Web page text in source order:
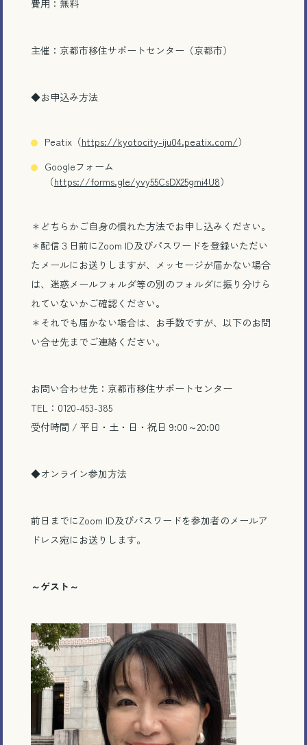
費用：無料
主催：京都市移住サポートセンター（京都市）
◆お申込み方法
Peatix（https://kyotocity-iju04.peatix.com/）
Googleフォーム
（https://forms.gle/yvy55CsDX25gmi4U8）
＊どちらかご自身の慣れた方法でお申し込みください。
＊配信３日前にZoom ID及びパスワードを登録いただい
たメールにお送りしますが、メッセージが届かない場合
は、迷惑メールフォルダ等の別のフォルダに振り分けら
れていないかご確認ください。
＊それでも届かない場合は、お手数ですが、以下のお問
い合せ先までご連絡ください。
お問い合わせ先：京都市移住サポートセンター
TEL：0120-453-385
受付時間 / 平日・土・日・祝日 9:00 ～20:00
◆オンライン参加方法
前日までにZoom ID及びパスワードを参加者のメールア
ドレス宛にお送りします。
～ゲスト～